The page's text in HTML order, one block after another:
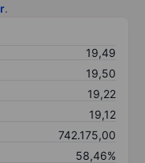
.
19,49
19,50
19,22
19,12
742.175,00
58,46%